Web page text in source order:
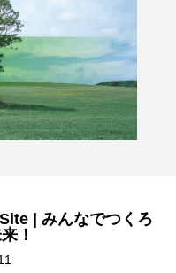
| みんなでつくろ
！